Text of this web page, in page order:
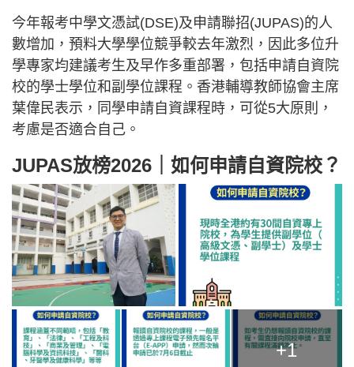
今年報考中學文憑試(DSE)及申請聯招(JUPAS)的人
數增加，預料大學學位競爭較去年激烈，因此多位升
學專家均建議考生及早作多重部署，包括申請自資院
校的學士學位和副學位課程。香港輔導教師協會主席
葉偉民表示，同學申請自資課程時，可從5大原則，
考慮是否適合自己。
JUPAS放榜2026｜如何申請自資院校？
+1